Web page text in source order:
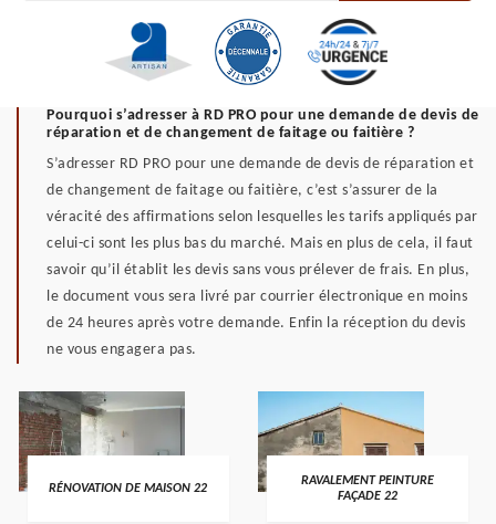
Pourquoi s’adresser à RD PRO pour une demande de devis de
réparation et de changement de faitage ou faitière ?
S’adresser RD PRO pour une demande de devis de réparation et
de changement de faitage ou faitière, c’est s’assurer de la
véracité des affirmations selon lesquelles les tarifs appliqués par
celui-ci sont les plus bas du marché. Mais en plus de cela, il faut
savoir qu’il établit les devis sans vous prélever de frais. En plus,
le document vous sera livré par courrier électronique en moins
de 24 heures après votre demande. Enfin la réception du devis
ne vous engagera pas.
RÉNOVATION DE MAISON 22
RAVALEMENT PEINTURE
FAÇADE 22